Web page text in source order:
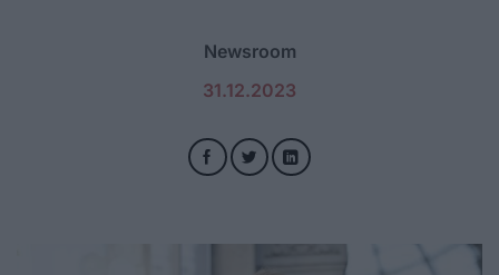
Newsroom
31.12.2023